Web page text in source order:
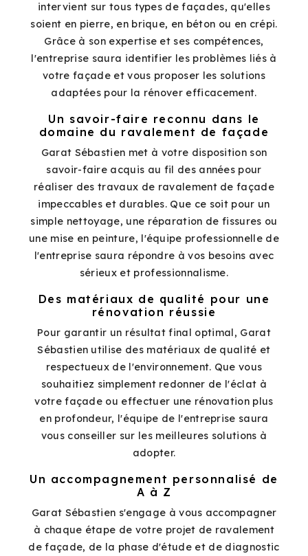
intervient sur tous types de façades, qu'elles
soient en pierre, en brique, en béton ou en crépi.
Grâce à son expertise et ses compétences,
l'entreprise saura identifier les problèmes liés à
votre façade et vous proposer les solutions
adaptées pour la rénover efficacement.
Un savoir-faire reconnu dans le
domaine du ravalement de façade
Garat Sébastien met à votre disposition son
savoir-faire acquis au fil des années pour
réaliser des travaux de ravalement de façade
impeccables et durables. Que ce soit pour un
simple nettoyage, une réparation de fissures ou
une mise en peinture, l'équipe professionnelle de
l'entreprise saura répondre à vos besoins avec
sérieux et professionnalisme.
Des matériaux de qualité pour une
rénovation réussie
Pour garantir un résultat final optimal, Garat
Sébastien utilise des matériaux de qualité et
respectueux de l'environnement. Que vous
souhaitiez simplement redonner de l'éclat à
votre façade ou effectuer une rénovation plus
en profondeur, l'équipe de l'entreprise saura
vous conseiller sur les meilleures solutions à
adopter.
Un accompagnement personnalisé de
A à Z
Garat Sébastien s'engage à vous accompagner
à chaque étape de votre projet de ravalement
de façade, de la phase d'étude et de diagnostic